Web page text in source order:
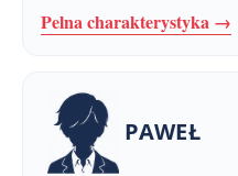
Pelna charakterystyka →
PAWEŁ